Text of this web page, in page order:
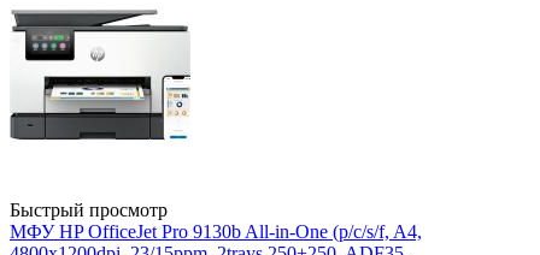
Быстрый просмотр
МФУ HP OfficeJet Pro 9130b All-in-One (p/c/s/f, A4,